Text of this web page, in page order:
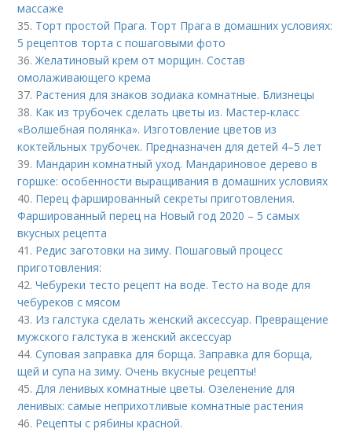
массаже
35. Торт простой Прага. Торт Прага в домашних условиях:
5 рецептов торта с пошаговыми фото
36.Желатиновый крем от морщин. Состав
омолаживающего крема
37. Растения для знаков зодиака комнатные. Близнецы
38. Как из трубочек сделать цветы из. Мастер-класс
«Волшебная полянка». Изготовление цветов из
коктейльных трубочек. Предназначен для детей 4–5 лет
39. Мандарин комнатный уход. Мандариновое дерево в
горшке: особенности выращивания в домашних условиях
40. Перец фаршированный секреты приготовления.
Фаршированный перец на Новый год 2020 – 5 самых
вкусных рецепта
41. Редис заготовки на зиму. Пошаговый процесс
приготовления:
42.Чебуреки тесто рецепт на воде. Тесто на воде для
чебуреков с мясом
43. Из галстука сделать женский аксессуар. Превращение
мужского галстука в женский аксессуар
44.Суповая заправка для борща. Заправка для борща,
щей и супа на зиму. Очень вкусные рецепты!
45.Для ленивых комнатные цветы. Озеленение для
ленивых: самые неприхотливые комнатные растения
46. Рецепты с рябины красной.